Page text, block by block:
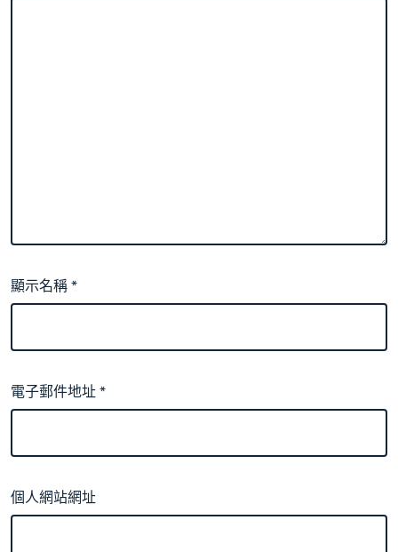
顯示名稱*
電子郵件地址*
個人網站網址